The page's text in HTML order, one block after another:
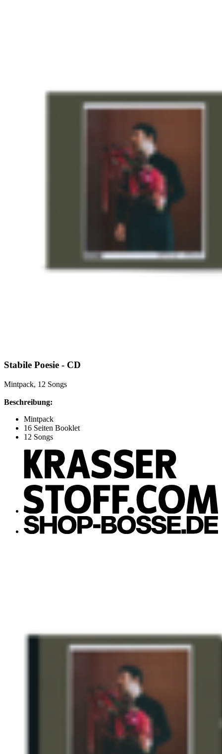
Stabile Poesie - CD
Mintpack, 12 Songs
Beschreibung:
Mintpack
16 Seiten Booklet
12 Songs